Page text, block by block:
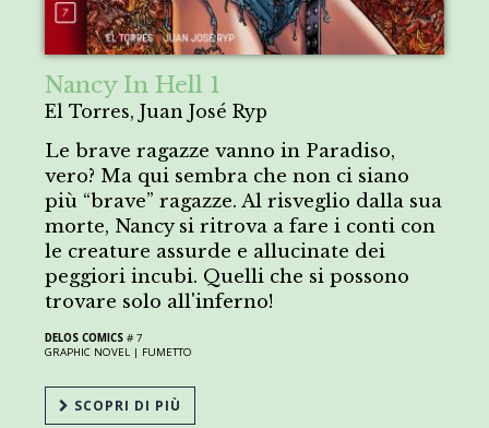
Nancy In Hell 1
El Torres, Juan José Ryp
Le brave ragazze vanno in Paradiso,
vero? Ma qui sembra che non ci siano
più “brave” ragazze. Al risveglio dalla sua
morte, Nancy si ritrova a fare i conti con
le creature assurde e allucinate dei
peggiori incubi. Quelli che si possono
trovare solo all'inferno!
DELOS COMICS # 7
GRAPHIC NOVEL | FUMETTO
SCOPRI DI PIÙ